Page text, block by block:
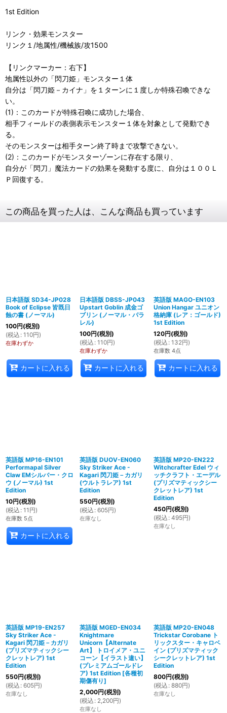
1st Edition
リンク・効果モンスター
リンク１/地属性/機械族/攻1500
【リンクマーカー：右下】
地属性以外の「閃刀姫」モンスター１体
自分は「閃刀姫－カイナ」を１ターンに１度しか特殊召喚できな
い。
(1)：このカードが特殊召喚に成功した場合、
相手フィールドの表側表示モンスター１体を対象として発動でき
る。
そのモンスターは相手ターン終了時まで攻撃できない。
(2)：このカードがモンスターゾーンに存在する限り、
自分が「閃刀」魔法カードの効果を発動する度に、自分は１００Ｌ
Ｐ回復する。
この商品を買った人は、こんな商品も買っています
日本語版 SD34-JP028
Book of Eclipse 皆既日
蝕の書 (ノーマル)
100円(税別)
(税込 : 110円)
在庫わずか
カートに入れる
日本語版 DBSS-JP043
Upstart Goblin 成金ゴ
ブリン (ノーマル・パラ
レル)
100円(税別)
(税込 : 110円)
在庫わずか
カートに入れる
英語版 MAGO-EN103
Union Hangar ユニオン
格納庫 (レア：ゴールド)
1st Edition
120円(税別)
(税込 : 132円)
在庫数 4点
カートに入れる
英語版 MP16-EN101
Performapal Silver
Claw EMシルバー・クロ
ウ (ノーマル) 1st
Edition
10円(税別)
(税込 : 11 円)
在庫数 5点
カートに入れる
英語版 DUOV-EN060
Sky Striker Ace -
Kagari 閃刀姫－カガリ
(ウルトラレア) 1st
Edition
550円(税別)
(税込 : 605円)
在庫なし
英語版 MP20-EN222
Witchcrafter Edel ウィ
ッチクラフト・エーデル
(プリズマティックシー
クレットレア) 1st
Edition
450円(税別)
(税込 : 495円)
在庫なし
英語版 MP19-EN257
Sky Striker Ace -
Kagari 閃刀姫－カガリ
(プリズマティックシー
クレットレア) 1st
Edition
550円(税別)
(税込 : 605円)
在庫なし
英語版 MGED-EN034
Knightmare
Unicorn【Alternate
Art】 トロイメア・ユニ
コーン【イラスト違い】
(プレミアムゴールドレ
ア) 1st Edition [各種初
期傷有り]
2,000円(税別)
(税込 : 2,200円)
在庫なし
英語版 MP20-EN048
Trickstar Corobane ト
リックスター・キャロベ
イン (プリズマティック
シークレットレア) 1st
Edition
800円(税別)
(税込 : 880円)
在庫なし